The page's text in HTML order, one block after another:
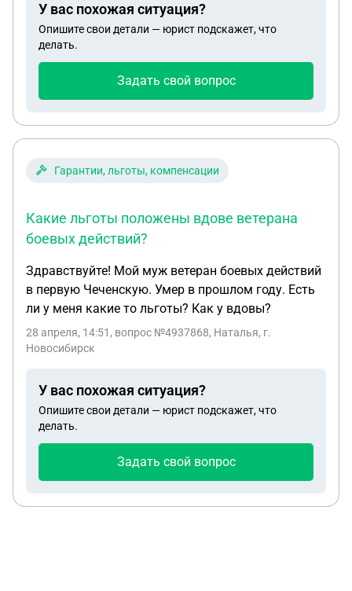
У вас похожая ситуация?
Опишите свои детали — юрист подскажет, что
делать.
Задать свой вопрос
Гарантии, льготы, компенсации
Какие льготы положены вдове ветерана
боевых действий?
Здравствуйте! Мой муж ветеран боевых действий
в первую Чеченскую. Умер в прошлом году. Есть
ли у меня какие то льготы? Как у вдовы?
28 апреля, 14:51 , вопрос №4937868, Наталья, г.
Новосибирск
У вас похожая ситуация?
Опишите свои детали — юрист подскажет, что
делать.
Задать свой вопрос